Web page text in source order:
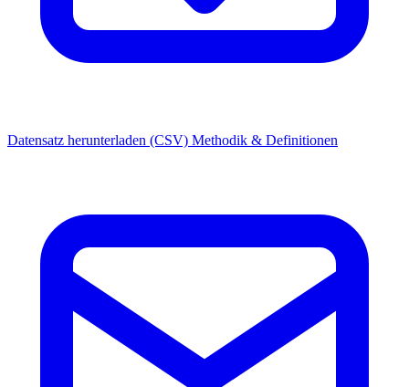
Datensatz herunterladen (CSV) Methodik & Definitionen